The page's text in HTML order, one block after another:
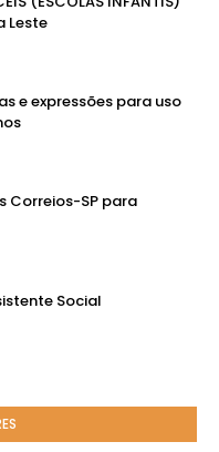
Leste
e expressões para uso
Correios-SP para
Social